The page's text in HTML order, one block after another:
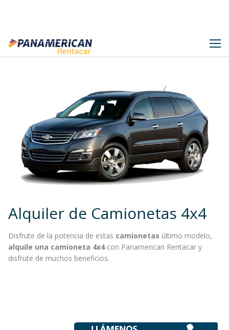
Alquiler de Camionetas 4x4
Disfrute de la potencia de estas camionetas último modelo,
alquile una camioneta 4x4con Panamerican Rentacar y
disfrute de muchos beneficios.